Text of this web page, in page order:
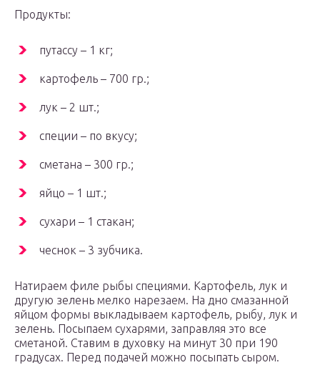
Продукты:
путассу – 1 кг;
картофель – 700 гр.;
лук – 2 шт.;
специи – по вкусу;
сметана – 300 гр.;
яйцо – 1 шт.;
сухари – 1 стакан;
чеснок – 3 зубчика.
Натираем филе рыбы специями. Картофель, лук и
другую зелень мелко нарезаем. На дно смазанной
яйцом формы выкладываем картофель, рыбу, лук и
зелень. Посыпаем сухарями, заправляя это все
сметаной. Ставим в духовку на минут 30 при 190
градусах. Перед подачей можно посыпать сыром.